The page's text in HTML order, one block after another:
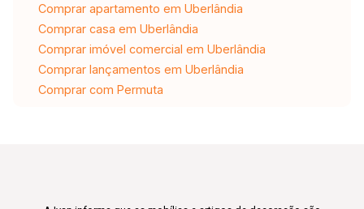
Comprar apartamento em Uberlândia
Comprar casa em Uberlândia
Comprar imóvel comercial em Uberlândia
Comprar lançamentos em Uberlândia
Comprar com Permuta